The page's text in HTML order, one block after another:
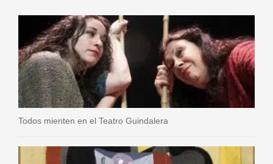
Todos mienten en el Teatro Guindalera